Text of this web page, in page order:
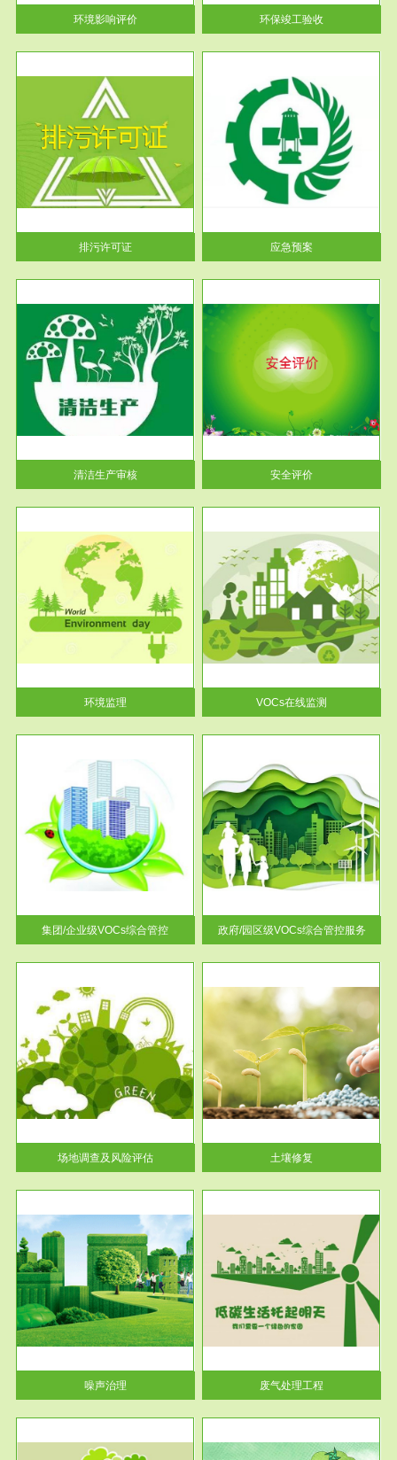
环境影响评价
告书、...
环保竣工验收
排污许可证
服务范围
应急预案
根据《中华人民共和国环境保护
法》第十九条 企业事业单位应
当按照...
应急预案
清洁生产审核
服务范围
安全评价
安全评价安全评价目的是查找、
分析和预测工程、系统、生产经
营活...
安全评价
环境监理
服务范围
VOCs在线监测
根据《重点区域大气污染防
治“十二五”规划》有机废气净化
率达...
VOCs在线监测
集团/企业级VOCs综合管控
服务范围
政府/园区级VOCs综合管控服务
根据《石化行业挥发性有机物综
合整治方案》文件要求，到2017
年，全...
政府/园区级VOCs综合管控服务
场地调查及风险评估
服务范围
土壤修复
土壤修复
噪声治理
服务范围
废气处理工程
废气处理工程